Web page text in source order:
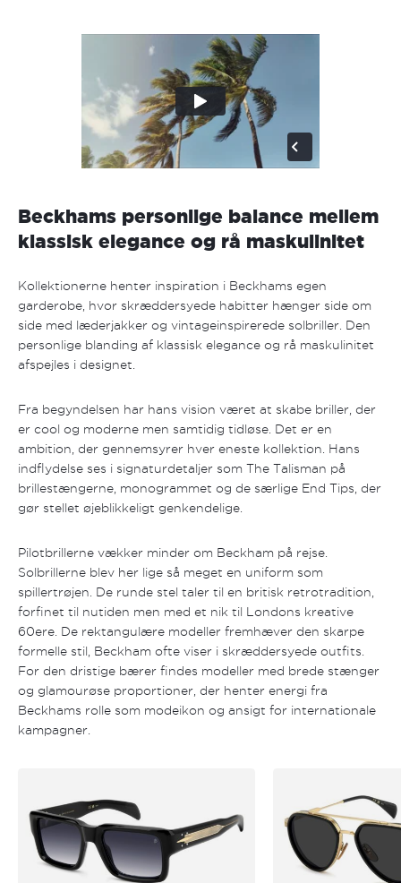
Beckhams personlige balance mellem
klassisk elegance og rå maskulinitet
Kollektionerne henter inspiration i Beckhams egen
garderobe, hvor skræddersyede habitter hænger side om
side med læderjakker og vintageinspirerede solbriller. Den
personlige blanding af klassisk elegance og rå maskulinitet
afspejles i designet.
Fra begyndelsen har hans vision været at skabe briller, der
er cool og moderne men samtidig tidløse. Det er en
ambition, der gennemsyrer hver eneste kollektion. Hans
indflydelse ses i signaturdetaljer som The Talisman på
brillestængerne, monogrammet og de særlige End Tips, der
gør stellet øjeblikkeligt genkendelige.
Pilotbrillerne vækker minder om Beckham på rejse.
Solbrillerne blev her lige så meget en uniform som
spillertrøjen. De runde stel taler til en britisk retrotradition,
forfinet til nutiden men med et nik til Londons kreative
60ere. De rektangulære modeller fremhæver den skarpe
formelle stil, Beckham ofte viser i skræddersyede outfits.
For den dristige bærer findes modeller med brede stænger
og glamourøse proportioner, der henter energi fra
Beckhams rolle som modeikon og ansigt for internationale
kampagner.